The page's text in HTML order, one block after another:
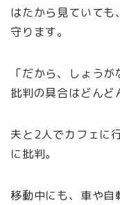
はたから見ていて
守ります。
「だから、しょう
批判の具合はどんど
夫と2人でカフェに
に批判。
移動中にも、車や自